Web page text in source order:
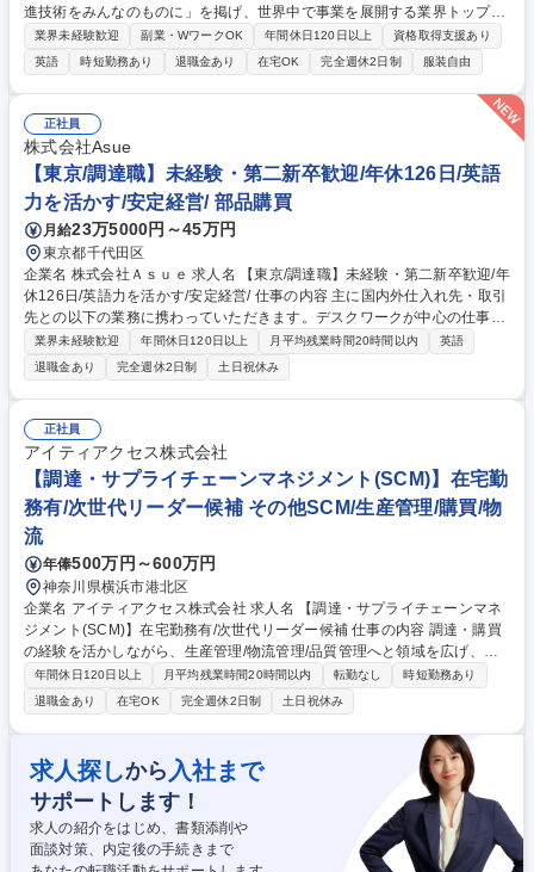
進技術をみんなのものに」を掲げ、世界中で事業を展開する業界トップシ
ェアの自動車メーカーで、ボデー部品(プレス・樹脂・機能部品)の調達業
務をお任せします。 【具体的には】国内・グローバルの開発車両及び量産
車両における発注戦略立案、取引先・価格の決定、量産部品の原価低減・
安定供給対応、取引先の競争力強化を担当していただきます。基本的には
企画的な業務(業者の選定、価格の決定、契約のプロセス等)が中心。実務
的な手配は別部門が担当しています。比較的変数の少ない商材の為、未経
験の方もチャレンジしやすい部署の為、お人柄重視で選考をしてくれま
す。 募集職種 S502【大阪】自動車用ボデー部品の調達 ※未経験歓迎
業界未経験歓迎 副業・WワークOK 年間休日120日以上
資格取得支援あり
英語
時短勤務あり 退職金あり 在宅OK 完全週休2日制 服装自由
正社員
株式会社Asue
【東京/調達職】未経験・第二新卒歓迎/年休126日/英語
力を活かす/安定経営/ 部品購買
月給23万5000円～45万円
東京都千代田区
企業名 株式会社Ａｓｕｅ 求人名 【東京/調達職】未経験・第二新卒歓迎/年
休126日/英語力を活かす/安定経営/ 仕事の内容 主に国内外仕入れ先・取引
先との以下の業務に携わっていただきます。デスクワークが中心の仕事を
お任せする予定ですが社外の得意先・仕入れ先との電話・メールでのやり
とりもあり社内での職掌は営業職です。 ・受発注業務 ・納期管理 ・出荷
書類等の作成、送付 ・社内計上業務 ・得意先、仕入れ先各社との連絡対
応 ・他、書類作成等の営業サポート業務 募集職種 【東京/調達職】未経
験・第二新卒歓迎/年休126日/英語力を活かす/安定経営/
業界未経験歓迎 年間休日120日以上 月平均残業時間20時間以内
英語
退職金あり
完全週休2日制 土日祝休み
正社員
アイティアクセス株式会社
【調達・サプライチェーンマネジメント(SCM)】在宅勤
務有/次世代リーダー候補 その他SCM/生産管理/購買/物
流
年俸500万円～600万円
神奈川県横浜市港北区
企業名 アイティアクセス株式会社 求人名 【調達・サプライチェーンマネ
ジメント(SCM)】在宅勤務有/次世代リーダー候補 仕事の内容 調達・購買
の経験を活かしながら、生産管理/物流管理/品質管理へと領域を広げ、決
済インフラを支える当社事業の中核としてサプライチェーン全体をリード
していただきます。 どの調達先を選ぶのか。どのような在庫戦略を取るの
か。どのような物流体制を構築するのか。現場運用だけではなく、事業成
長に直結する意思決定に携わることができます。 まずはプレイヤーとして
専門性を発揮いただきながら、将来的にはチーム運営や後進育成など組織
マネジメントも担っていただくことを期待しています。 【変更範囲】会社
の定める範囲 募集職種 【調達・サプライチェーンマネジメント(SCM)】
在宅勤務有/次世代リーダー候補
年間休日120日以上 月平均残業時間20時間以内 転勤なし
時短勤務あり
退職金あり
在宅OK 完全週休2日制 土日祝休み
求人探しから 入社まで
サポートします！
求人の紹介をはじめ、書類添削や
面談対策、内定後の手続きまで